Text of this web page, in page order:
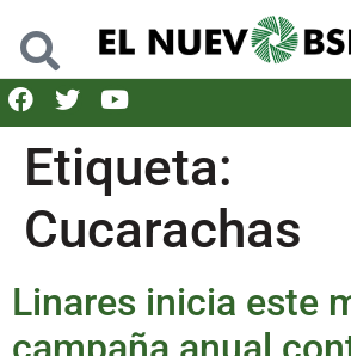
Etiqueta:
Cucarachas
Linares inicia este